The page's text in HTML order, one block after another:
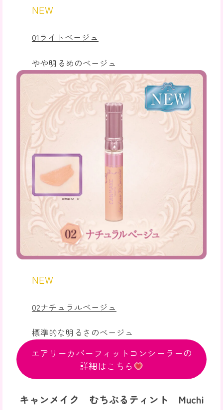
NEW
01ライトベージュ
やや明るめのベージュ
NEW
02ナチュラルベージュ
標準的な明るさのベージュ
エアリーカバーフィットコンシーラーの
詳細はこちら
キャンメイク むちぷるティント Muchi